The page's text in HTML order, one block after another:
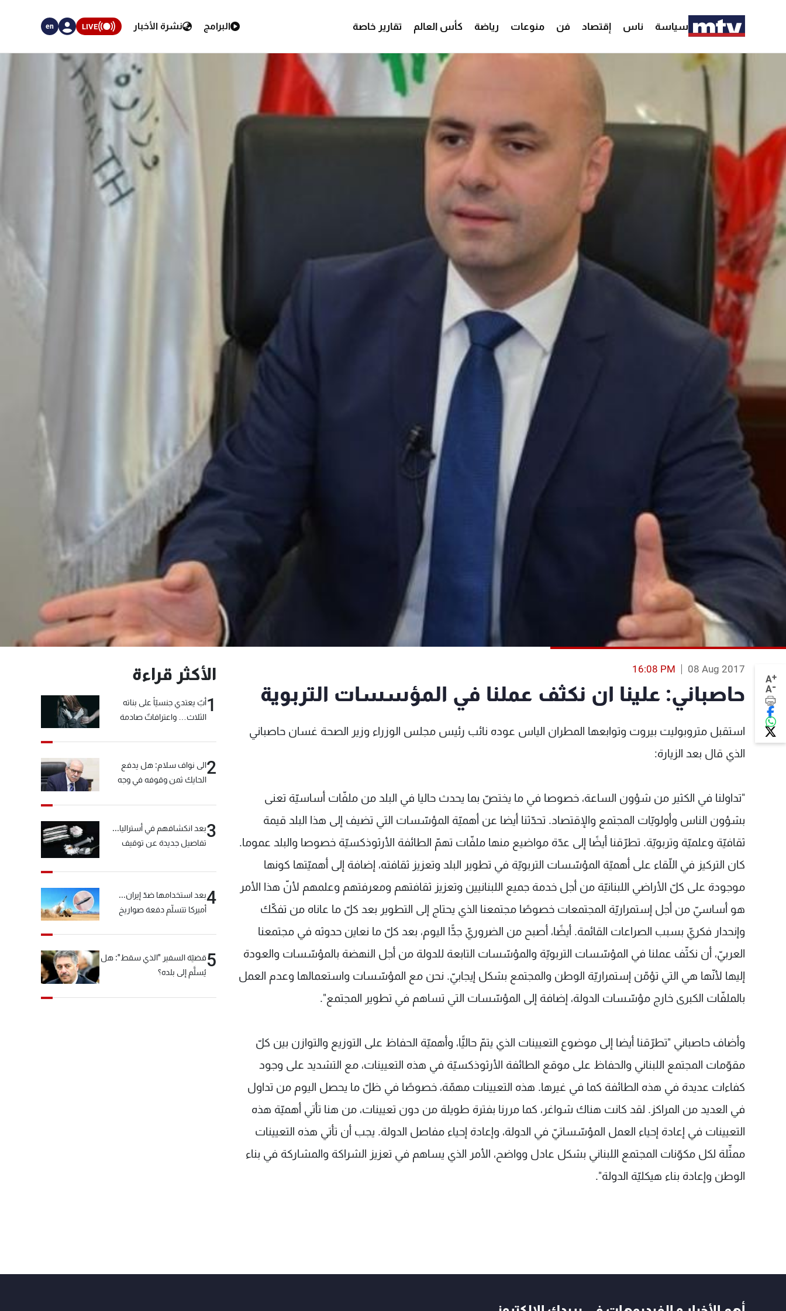
سياسة ناس إقتصاد فن منوعات رياضة كأس العالم تقارير خاصة البرامج نشرة الأخبار LIVE
en
A+
A-
08 Aug 2017
16:08 PM
حاصباني: علينا ان نكثف عملنا في المؤسسات التربوية
استقبل متروبوليت بيروت وتوابعها المطران الياس عوده نائب رئيس مجلس الوزراء وزير الصحة غسان حاصباني
الذي قال بعد الزيارة:
"تداولنا في الكثير من شؤون الساعة، خصوصا في ما يختصّ بما يحدث حاليا في البلد من ملفّات أساسيّة تعنى
بشؤون الناس وأولويّات المجتمع والإقتصاد. تحدّثنا أيضا عن أهميّة المؤسّسات التي تضيف إلى هذا البلد قيمة
ثقافيّة وعلميّة وتربويّة. تطرّقنا أيضًا إلى عدّة مواضيع منها ملفّات تهمّ الطائفة الأرثوذكسيّة خصوصا والبلد عموما.
كان التركيز في اللّقاء على أهميّة المؤسّسات التربويّة في تطوير البلد وتعزيز ثقافته، إضافة إلى أهميّتها كونها
موجودة على كلّ الأراضي اللبنانيّة من أجل خدمة جميع اللبنانيين وتعزيز ثقافتهم ومعرفتهم وعلمهم لأنّ هذا الأمر
هو أساسيّ من أجل إستمراريّة المجتمعات خصوصًا مجتمعنا الذي يحتاج إلى التطوير بعد كلّ ما عاناه من تفكّك
وإنحدار فكريّ بسبب الصراعات القائمة. أيضًا، أصبح من الضروريّ جدًّا اليوم، بعد كلّ ما نعاين حدوثه في مجتمعنا
العربيّ، أن نكثّف عملنا في المؤسّسات التربويّة والمؤسّسات التابعة للدولة من أجل النهضة بالمؤسّسات والعودة
إليها لأنّها هي التي تؤمّن إستمراريّة الوطن والمجتمع بشكل إيجابيّ. نحن مع المؤسّسات واستعمالها وعدم العمل
بالملفّات الكبرى خارج مؤسّسات الدولة، إضافة إلى المؤسّسات التي تساهم في تطوير المجتمع".
وأضاف حاصباني "تطرّقنا أيضا إلى موضوع التعيينات الذي يتمّ حاليًّا، وأهميّة الحفاظ على التوزيع والتوازن بين كلّ
مقوّمات المجتمع اللبناني والحفاظ على موقع الطائفة الأرثوذكسيّة في هذه التعيينات، مع التشديد على وجود
كفاءات عديدة في هذه الطائفة كما في غيرها. هذه التعيينات مهمّة، خصوصًا في ظلّ ما يحصل اليوم من تداول
في العديد من المراكز. لقد كانت هناك شواغر، كما مررنا بفترة طويلة من دون تعيينات، من هنا تأتي أهميّة هذه
التعيينات في إعادة إحياء العمل المؤسّساتيّ في الدولة، وإعادة إحياء مفاصل الدولة. يجب أن تأتي هذه التعيينات
ممثِّلة لكل مكوّنات المجتمع اللبناني بشكل عادل وواضح، الأمر الذي يساهم في تعزيز الشراكة والمشاركة في بناء
الوطن وإعادة بناء هيكليّة الدولة".
الأكثر قراءة
1أبٌ يعتدي جنسيّاً على بناته
الثلاث… واعترافاتٌ صادمة
2الى نواف سلام: هل يدفع
الحايك ثمن وقوفه في وجه
3بعد انكشافهم في أستراليا...
تفاصيل جديدة عن توقيف
4بعد استخدامها ضدّ إيران...
أميركا تتسلّم دفعة صواريخ
5قضيّة السفير "الذي سقط": هل
يُسلَّم إلى بلده؟